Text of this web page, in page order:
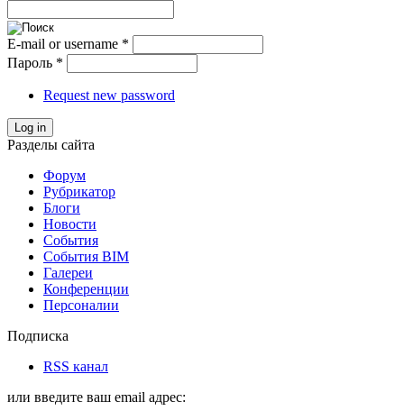
E-mail or username *
Пароль *
Request new password
Log in
Разделы сайта
Форум
Рубрикатор
Блоги
Новости
События
События BIM
Галереи
Конференции
Персоналии
Подписка
RSS канал
или введите ваш email адрес: